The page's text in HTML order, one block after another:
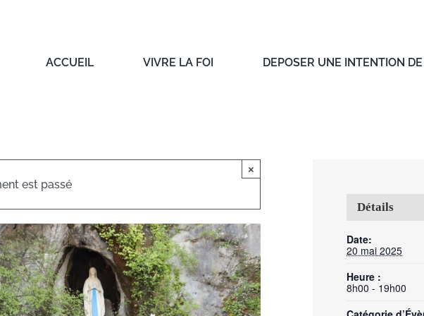
ACCUEIL VIVRE LA FOI DEPOSER UNE INTENTION
est passé
×
Détails
Date:
20 mai 2025
Heure :
8h00 - 19h00